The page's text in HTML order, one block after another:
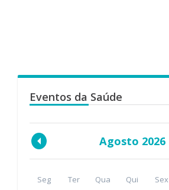
Eventos da Saúde
Agosto 2026
Seg Ter Qua Qui Sex